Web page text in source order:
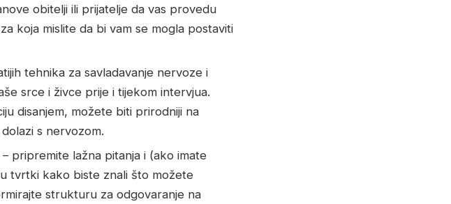
obitelji ili prijatelje da vas provedu
koja mislite da bi vam se mogla postaviti
tehnika za savladavanje nervoze i
srce i živce prije i tijekom intervjua.
disanjem, možete biti prirodniji na
s nervozom.
– pripremite lažna pitanja i (ako imate
tvrtki kako biste znali što možete
strukturu za odgovaranje na